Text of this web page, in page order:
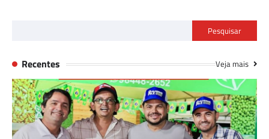
Pesquisar
Recentes Veja mais